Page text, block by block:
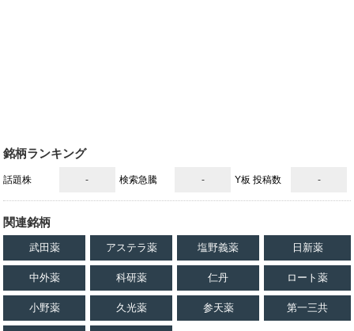
銘柄ランキング
話題株 - 検索急騰 - Y板 投稿数 -
関連銘柄
武田薬 アステラ薬 塩野義薬 日新薬
中外薬 科研薬 仁丹 ロート薬
小野薬 久光薬 参天薬 第一三共